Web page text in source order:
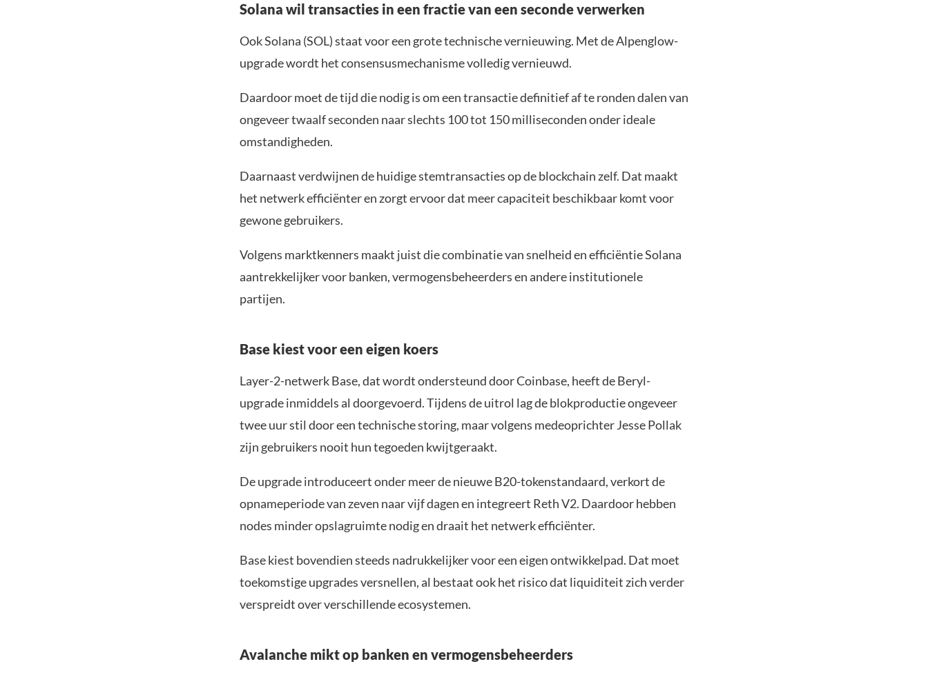
Solana wil transacties in een fractie van een seconde verwerken
Ook Solana (SOL) staat voor een grote technische vernieuwing. Met de Alpenglow-
upgrade wordt het consensusmechanisme volledig vernieuwd.
Daardoor moet de tijd die nodig is om een transactie definitief af te ronden dalen van
ongeveer twaalf seconden naar slechts 100 tot 150 milliseconden onder ideale
omstandigheden.
Daarnaast verdwijnen de huidige stemtransacties op de blockchain zelf. Dat maakt
het netwerk efficiënter en zorgt ervoor dat meer capaciteit beschikbaar komt voor
gewone gebruikers.
Volgens marktkenners maakt juist die combinatie van snelheid en efficiëntie Solana
aantrekkelijker voor banken, vermogensbeheerders en andere institutionele
partijen.
Base kiest voor een eigen koers
Layer-2-netwerk Base, dat wordt ondersteund door Coinbase, heeft de Beryl-
upgrade inmiddels al doorgevoerd. Tijdens de uitrol lag de blokproductie ongeveer
twee uur stil door een technische storing, maar volgens medeoprichter Jesse Pollak
zijn gebruikers nooit hun tegoeden kwijtgeraakt.
De upgrade introduceert onder meer de nieuwe B20-tokenstandaard, verkort de
opnameperiode van zeven naar vijf dagen en integreert Reth V2. Daardoor hebben
nodes minder opslagruimte nodig en draait het netwerk efficiënter.
Base kiest bovendien steeds nadrukkelijker voor een eigen ontwikkelpad. Dat moet
toekomstige upgrades versnellen, al bestaat ook het risico dat liquiditeit zich verder
verspreidt over verschillende ecosystemen.
Avalanche mikt op banken en vermogensbeheerders